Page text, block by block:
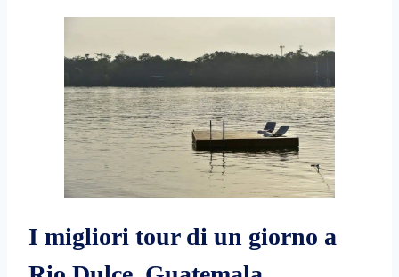
I migliori tour di un giorno a